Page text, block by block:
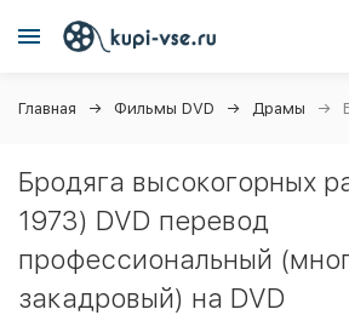
Главная Фильмы DVD Драмы
Бродяга высокогорных
1973) DVD перевод
профессиональный
закадровый) на DVD